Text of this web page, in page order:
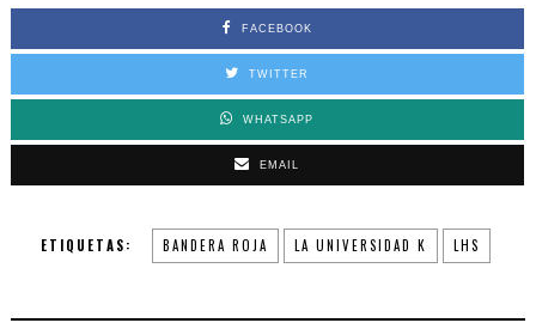
FACEBOOK
TWITTER
WHATSAPP
EMAIL
ETIQUETAS: BANDERA ROJA LA UNIVERSIDAD K LHS